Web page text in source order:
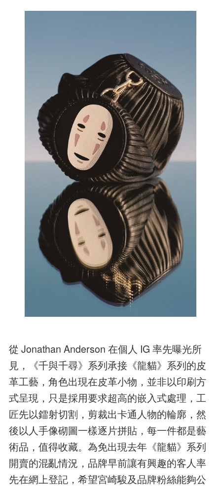
從 Jonathan Anderson 在個人 IG 率先曝光所
見，《千與千尋》系列承接《龍貓》系列的皮
革工藝，角色出現在皮革小物，並非以印刷方
式呈現，只是採用要求超高的嵌入式處理，工
匠先以鐳射切割，剪裁出卡通人物的輪廓，然
後以人手像砌圖一樣逐片拼貼，每一件都是藝
術品，值得收藏。為免出現去年《龍貓》系列
開賣的混亂情況，品牌早前讓有興趣的客人率
先在網上登記，希望宮崎駿及品牌粉絲能夠公